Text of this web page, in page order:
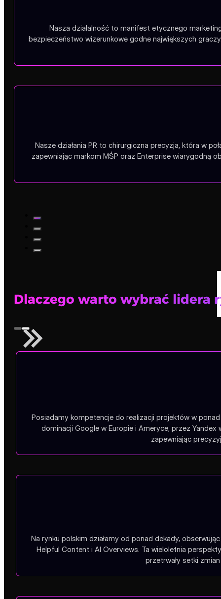
Nasza działalność to manifest etycznego
bezpieczeństwo wizerunkowe godne największych
Nasze działania PR to chirurgiczna precyzja, która w
zapewniając markom MŚP oraz Enterprise wiarygodną
Dlaczego warto wybrać lidera
Posiadamy kompetencje do realizacji projektów w
dominacji Google w Europie i Ameryce, przez
zapewniając
Na rynku polskim działamy od ponad dekady,
Helpful Content i AI Overviews. Ta wieloletnia
przetrwały setki